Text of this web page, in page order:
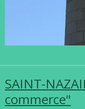
SAINT-
commerce"